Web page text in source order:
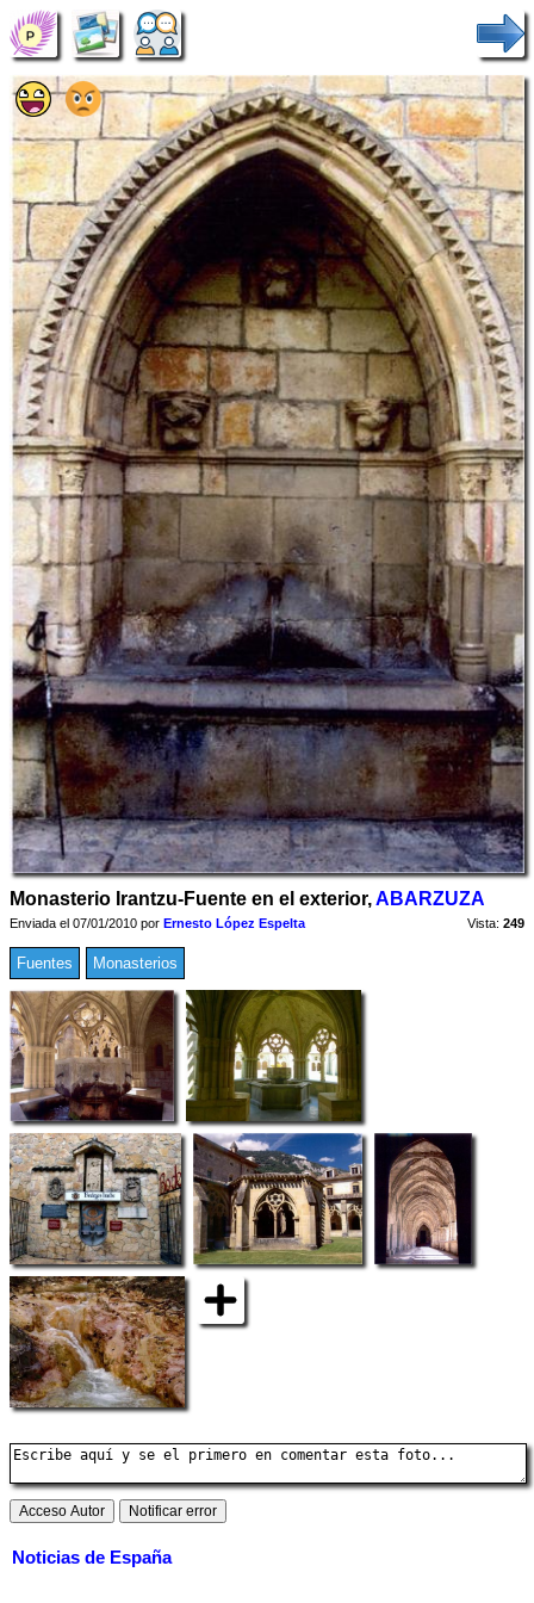
Monasterio Irantzu-Fuente en el exterior,ABARZUZA
Enviada el 07/01/2010 por Ernesto López Espelta Vista: 249
Fuentes Monasterios
Noticias de España